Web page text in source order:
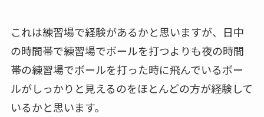
これは練習場で経験があるかと思いますが、日中
の時間帯で練習場でボールを打つよりも夜の時間
帯の練習場でボールを打った時に飛んでいるボー
ルがしっかりと見えるのをほとんどの方が経験して
いるかと思います。